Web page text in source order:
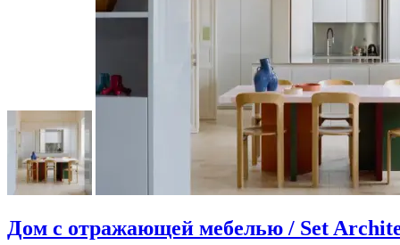
Дом с отражающей мебелью / Set